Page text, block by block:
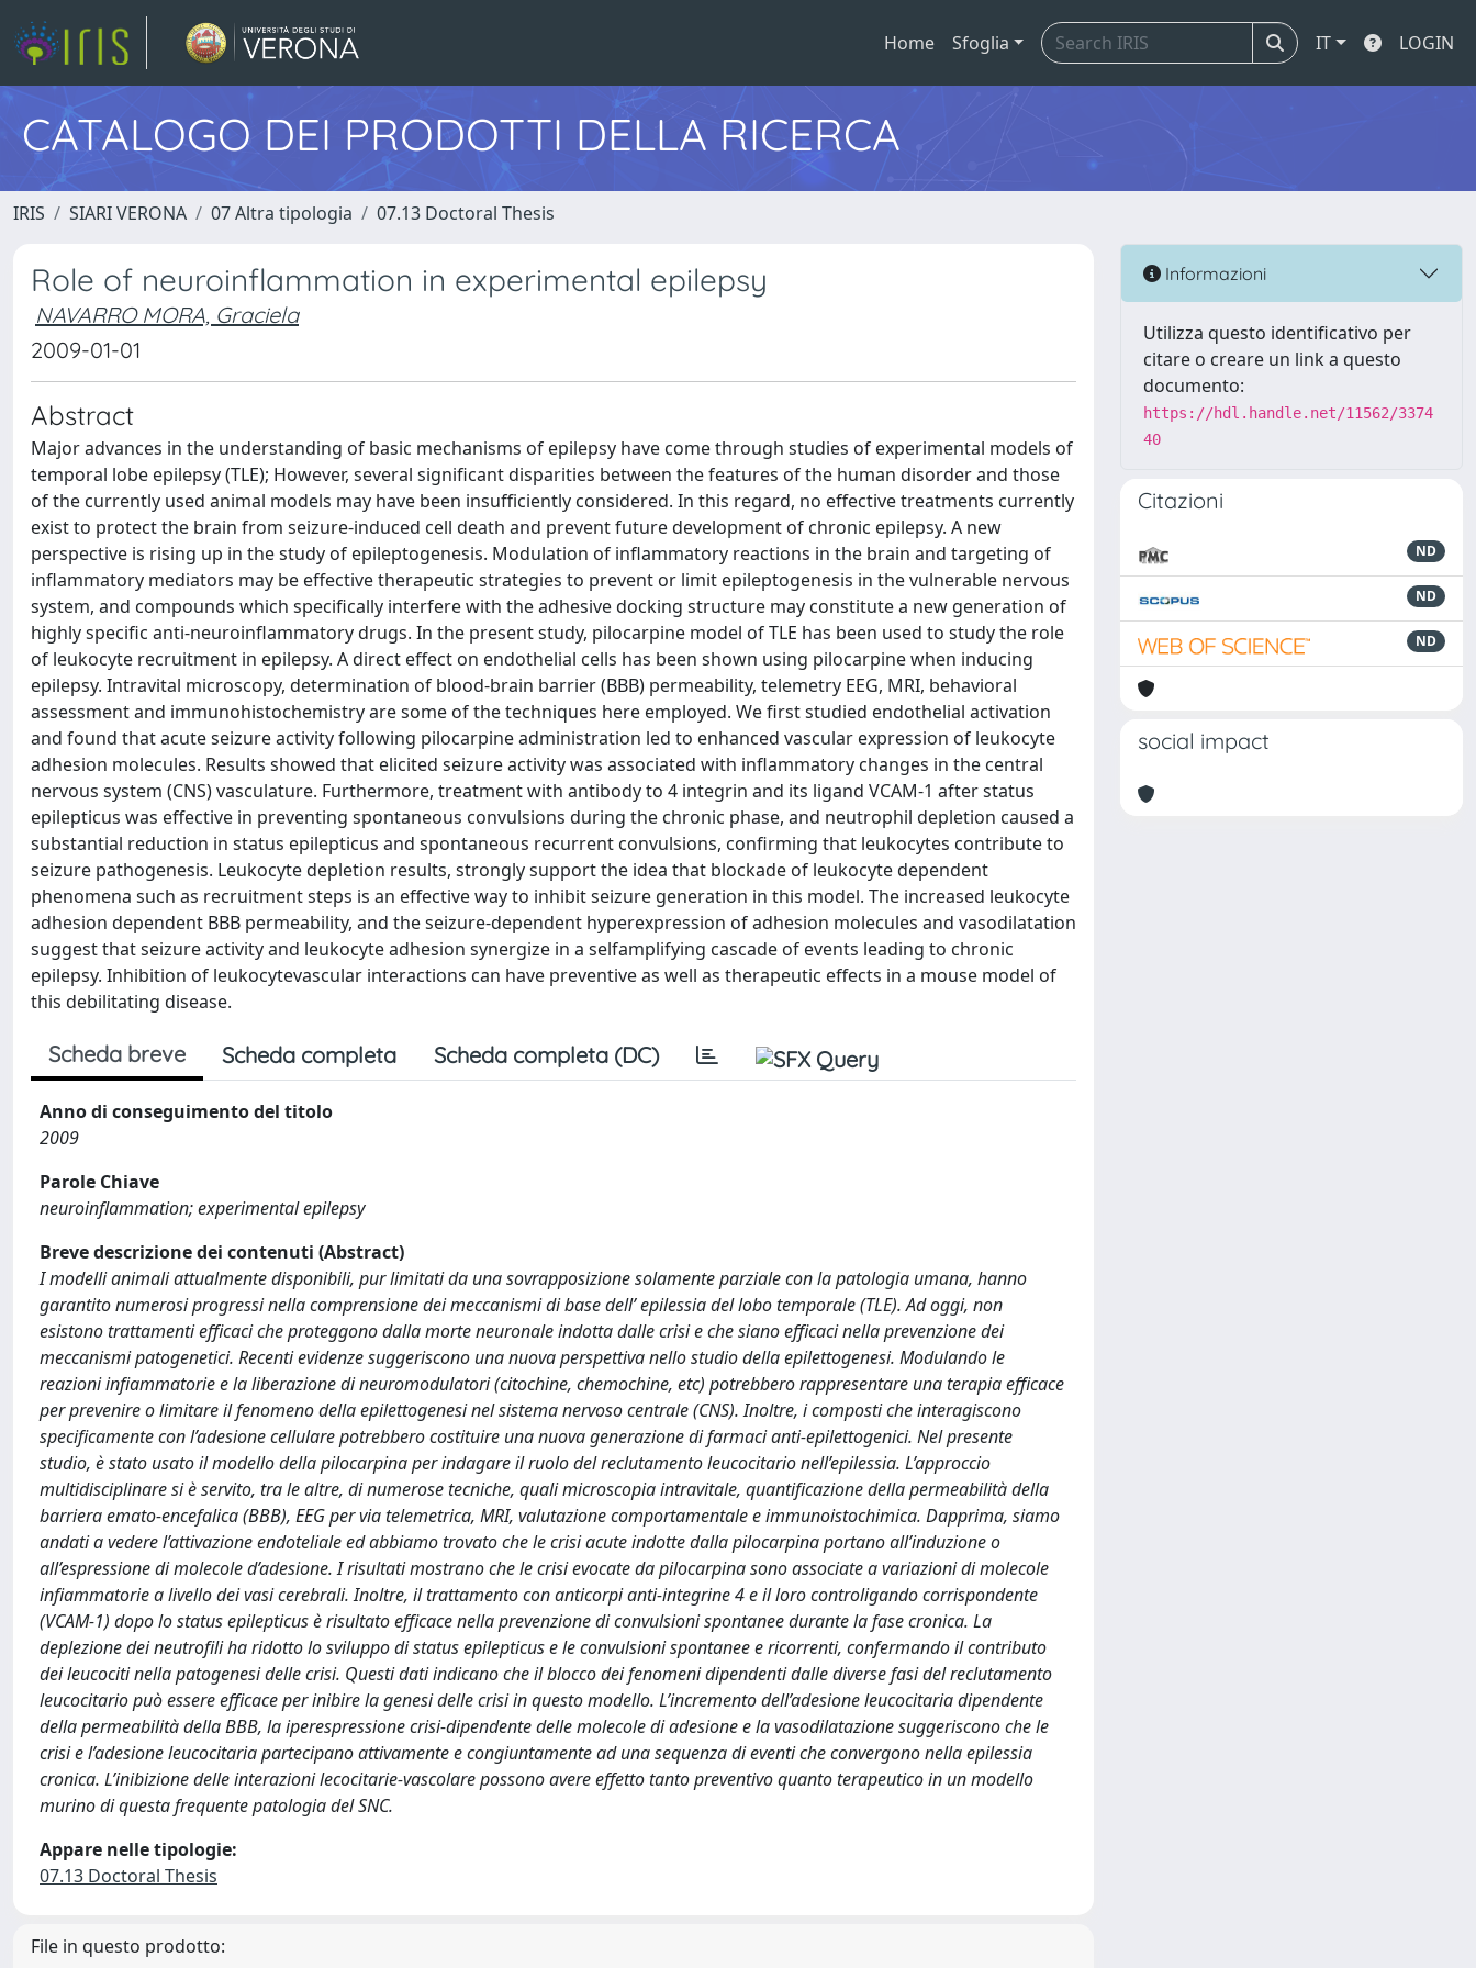
Home Sfoglia IT LOGIN
CATALOGO DEI PRODOTTI DELLA RICERCA
IRIS SIARI VERONA 07 Altra tipologia 07.13 Doctoral Thesis
Role of neuroinflammation in experimental epilepsy
NAVARRO MORA, Graciela
2009-01-01
Abstract
Major advances in the understanding of basic mechanisms of epilepsy have come through studies of experimental models of
temporal lobe epilepsy (TLE); However, several significant disparities between the features of the human disorder and those
of the currently used animal models may have been insufficiently considered. In this regard, no effective treatments currently
exist to protect the brain from seizure-induced cell death and prevent future development of chronic epilepsy. A new
perspective is rising up in the study of epileptogenesis. Modulation of inflammatory reactions in the brain and targeting of
inflammatory mediators may be effective therapeutic strategies to prevent or limit epileptogenesis in the vulnerable nervous
system, and compounds which specifically interfere with the adhesive docking structure may constitute a new generation of
highly specific anti-neuroinflammatory drugs. In the present study, pilocarpine model of TLE has been used to study the role
of leukocyte recruitment in epilepsy. A direct effect on endothelial cells has been shown using pilocarpine when inducing
epilepsy. Intravital microscopy, determination of blood-brain barrier (BBB) permeability, telemetry EEG, MRI, behavioral
assessment and immunohistochemistry are some of the techniques here employed. We first studied endothelial activation
and found that acute seizure activity following pilocarpine administration led to enhanced vascular expression of leukocyte
adhesion molecules. Results showed that elicited seizure activity was associated with inflammatory changes in the central
nervous system (CNS) vasculature. Furthermore, treatment with antibody to 4 integrin and its ligand VCAM-1 after status
epilepticus was effective in preventing spontaneous convulsions during the chronic phase, and neutrophil depletion caused a
substantial reduction in status epilepticus and spontaneous recurrent convulsions, confirming that leukocytes contribute to
seizure pathogenesis. Leukocyte depletion results, strongly support the idea that blockade of leukocyte dependent
phenomena such as recruitment steps is an effective way to inhibit seizure generation in this model. The increased leukocyte
adhesion dependent BBB permeability, and the seizure-dependent hyperexpression of adhesion molecules and vasodilatation
suggest that seizure activity and leukocyte adhesion synergize in a selfamplifying cascade of events leading to chronic
epilepsy. Inhibition of leukocytevascular interactions can have preventive as well as therapeutic effects in a mouse model of
this debilitating disease.
Scheda breve Scheda completa Scheda completa (DC)
Anno di conseguimento del titolo
2009
Parole Chiave
neuroinflammation; experimental epilepsy
Breve descrizione dei contenuti (Abstract)
I modelli animali attualmente disponibili, pur limitati da una sovrapposizione solamente parziale con la patologia umana, hanno
garantito numerosi progressi nella comprensione dei meccanismi di base dell’ epilessia del lobo temporale (TLE). Ad oggi, non
esistono trattamenti efficaci che proteggono dalla morte neuronale indotta dalle crisi e che siano efficaci nella prevenzione dei
meccanismi patogenetici. Recenti evidenze suggeriscono una nuova perspettiva nello studio della epilettogenesi. Modulando le
reazioni infiammatorie e la liberazione di neuromodulatori (citochine, chemochine, etc) potrebbero rappresentare una terapia efficace
per prevenire o limitare il fenomeno della epilettogenesi nel sistema nervoso centrale (CNS). Inoltre, i composti che interagiscono
specificamente con l’adesione cellulare potrebbero costituire una nuova generazione di farmaci anti-epilettogenici. Nel presente
studio, è stato usato il modello della pilocarpina per indagare il ruolo del reclutamento leucocitario nell’epilessia. L’approccio
multidisciplinare si è servito, tra le altre, di numerose tecniche, quali microscopia intravitale, quantificazione della permeabilità della
barriera emato-encefalica (BBB), EEG per via telemetrica, MRI, valutazione comportamentale e immunoistochimica. Dapprima, siamo
andati a vedere l’attivazione endoteliale ed abbiamo trovato che le crisi acute indotte dalla pilocarpina portano all’induzione o
all’espressione di molecole d’adesione. I risultati mostrano che le crisi evocate da pilocarpina sono associate a variazioni di molecole
infiammatorie a livello dei vasi cerebrali. Inoltre, il trattamento con anticorpi anti-integrine 4 e il loro controligando corrispondente
(VCAM-1) dopo lo status epilepticus è risultato efficace nella prevenzione di convulsioni spontanee durante la fase cronica. La
deplezione dei neutrofili ha ridotto lo sviluppo di status epilepticus e le convulsioni spontanee e ricorrenti, confermando il contributo
dei leucociti nella patogenesi delle crisi. Questi dati indicano che il blocco dei fenomeni dipendenti dalle diverse fasi del reclutamento
leucocitario può essere efficace per inibire la genesi delle crisi in questo modello. L’incremento dell’adesione leucocitaria dipendente
della permeabilità della BBB, la iperespressione crisi-dipendente delle molecole di adesione e la vasodilatazione suggeriscono che le
crisi e l’adesione leucocitaria partecipano attivamente e congiuntamente ad una sequenza di eventi che convergono nella epilessia
cronica. L’inibizione delle interazioni lecocitarie-vascolare possono avere effetto tanto preventivo quanto terapeutico in un modello
murino di questa frequente patologia del SNC.
Appare nelle tipologie:
07.13 Doctoral Thesis
File in questo prodotto:
Informazioni
Utilizza questo identificativo per
citare o creare un link a questo
documento:
https://hdl.handle.net/11562/3374
40
Citazioni
ND
ND
ND
social impact